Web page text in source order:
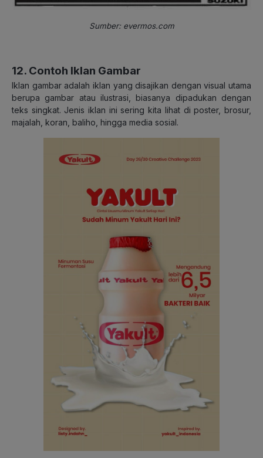
Sumber: evermos.com
12. Contoh Iklan Gambar
Iklan gambar adalah iklan yang disajikan dengan visual utama
berupa gambar atau ilustrasi, biasanya dipadukan dengan
teks singkat. Jenis iklan ini sering kita lihat di poster, brosur,
majalah, koran, baliho, hingga media sosial.